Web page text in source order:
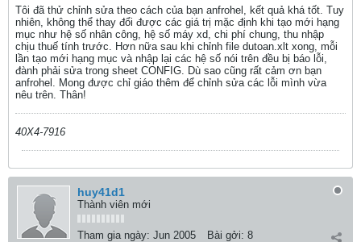
Tôi đã thử chỉnh sửa theo cách của bạn anfrohel, kết quả khá tốt. Tuy
nhiên, không thể thay đổi được các giá trị mặc định khi tạo mới hạng
mục như hệ số nhân công, hệ số máy xd, chi phí chung, thu nhập
chịu thuế tính trước. Hơn nữa sau khi chỉnh file dutoan.xlt xong, mỗi
lần tạo mới hạng mục và nhập lại các hệ số nói trên đều bị báo lỗi,
đành phải sửa trong sheet CONFIG. Dù sao cũng rất cảm ơn bạn
anfrohel. Mong được chỉ giáo thêm để chỉnh sửa các lỗi mình vừa
nêu trên. Thân!
40X4-7916
huy41d1
Thành viên mới
Tham gia ngày: Jun 2005 Bài gởi: 8